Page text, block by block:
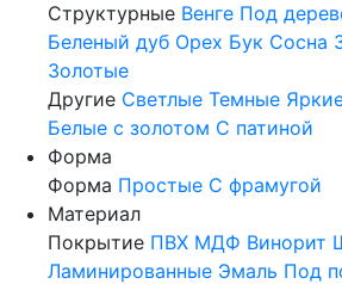
Структурные Венге Под
Беленый дуб Орех Бук Сосна
Золотые
Другие Светлые Темные
Белые с золотом С патиной
Форма
Форма Простые С фрамугой
Материал
Покрытие ПВХ МДФ Винорит
Ламинированные Эмаль Под